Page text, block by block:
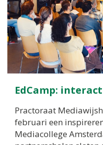
EdCamp:
Practoraat
februari een
Mediacollege